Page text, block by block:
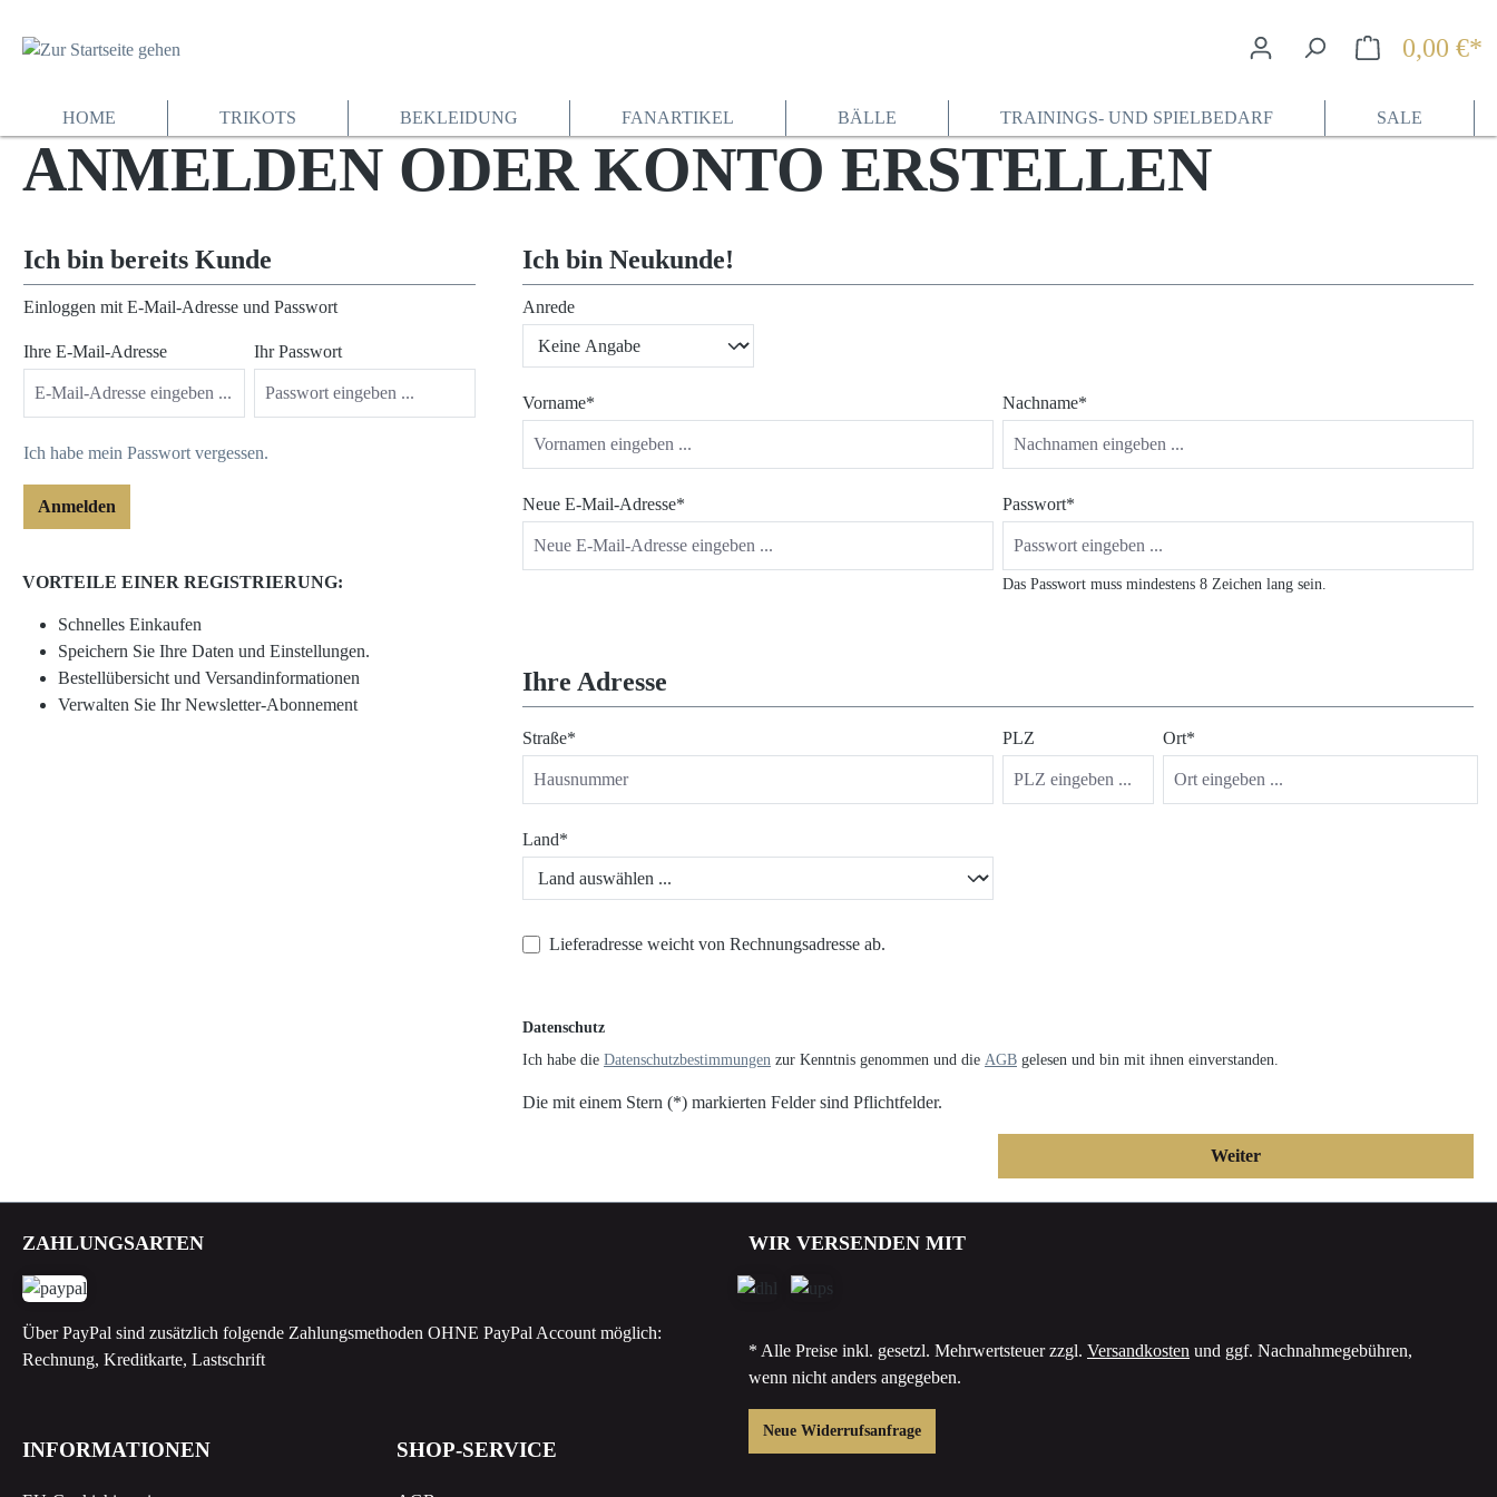
0,00 €*
HOME TRIKOTS BEKLEIDUNG FANARTIKEL BÄLLE TRAININGS- UND SPIELBEDARF SALE
ANMELDEN ODER KONTO ERSTELLEN
Ich bin bereits Kunde
Einloggen mit E-Mail-Adresse und Passwort
Ihre E-Mail-Adresse Ihr Passwort
Ich habe mein Passwort vergessen.
Anmelden
VORTEILE EINER REGISTRIERUNG:
Schnelles Einkaufen
Speichern Sie Ihre Daten und Einstellungen.
Bestellübersicht und Versandinformationen
Verwalten Sie Ihr Newsletter-Abonnement
Ich bin Neukunde!
Persönliche Informationen
Anrede
Vorname* Nachname*
Neue E-Mail-Adresse* Passwort*
Das Passwort muss mindestens 8 Zeichen lang sein.
Ihre Adresse
Straße* PLZ Ort*
Land*
Lieferadresse weicht von Rechnungsadresse ab.
Datenschutz
Ich habe die Datenschutzbestimmungen zur Kenntnis genommen und die AGB gelesen und bin mit ihnen einverstanden.
Die mit einem Stern (*) markierten Felder sind Pflichtfelder.
Weiter
ZAHLUNGSARTEN
Über PayPal sind zusätzlich folgende Zahlungsmethoden OHNE PayPal Account möglich:
Rechnung, Kreditkarte, Lastschrift
WIR VERSENDEN MIT
* Alle Preise inkl. gesetzl. Mehrwertsteuer zzgl. Versandkosten und ggf. Nachnahmegebühren,
wenn nicht anders angegeben.
Neue Widerrufsanfrage
INFORMATIONEN SHOP-SERVICE